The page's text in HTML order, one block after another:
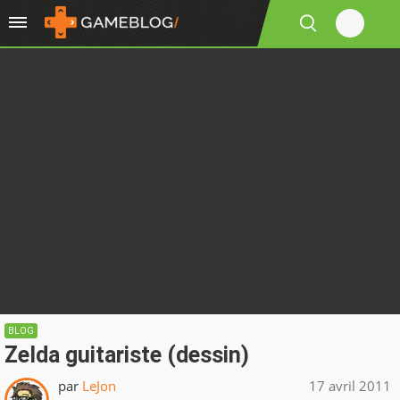
BLOG
Zelda guitariste (dessin)
par LeJon 17 avril 2011